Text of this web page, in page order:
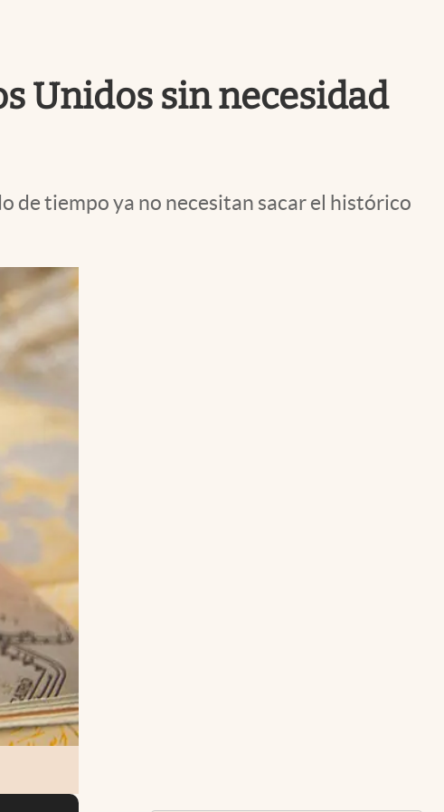
Unidos sin necesidad
de tiempo ya no necesitan sacar el histórico